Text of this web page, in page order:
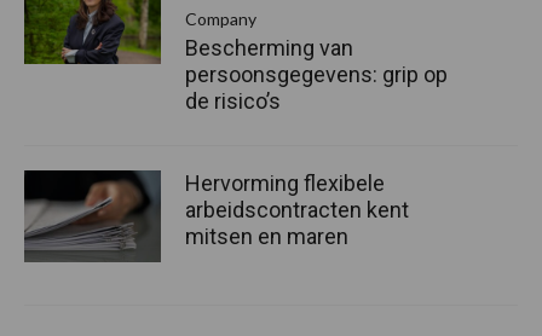
Company
Bescherming van
persoonsgegevens: grip op
de risico’s
Hervorming flexibele
arbeidscontracten kent
mitsen en maren